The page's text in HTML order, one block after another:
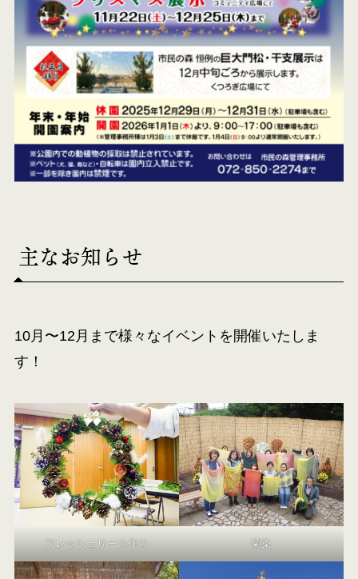
主なお知らせ
10月〜12月まで様々なイベントを開催いたしま
す！
フレッシュリース作り 菊染